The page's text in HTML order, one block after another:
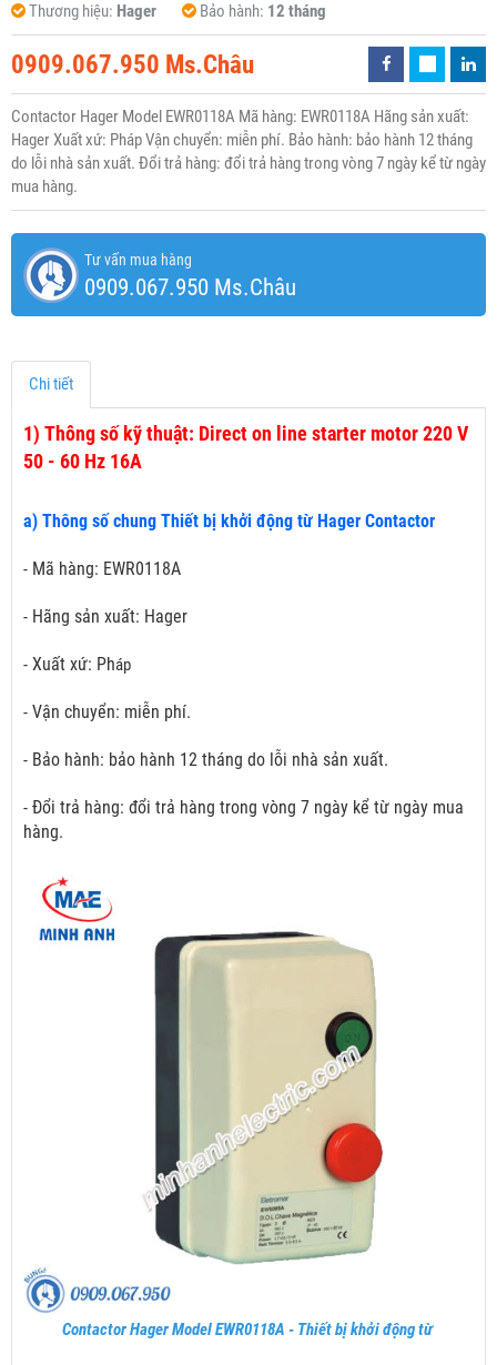
Thương hiệu: Hager Bảo hành: 12 tháng
0909.067.950 Ms.Châu
Contactor Hager Model EWR0118A Mã hàng: EWR0118A Hãng sản xuất:
Hager Xuất xứ: Pháp Vận chuyển: miễn phí. Bảo hành: bảo hành 12 tháng
do lỗi nhà sản xuất. Đổi trả hàng: đổi trả hàng trong vòng 7 ngày kể từ ngày
mua hàng.
Tư vấn mua hàng
0909.067.950 Ms.Châu
Chi tiết
1) Thông số kỹ thuật: Direct on line starter motor 220 V
50 - 60 Hz 16A
a) Thông số chung Thiết bị khởi động từ Hager Contactor
- Mã hàng: EWR0118A
- Hãng sản xuất: Hager
- Xuất xứ: Pháp
- Vận chuyển: miễn phí.
- Bảo hành: bảo hành 12 tháng do lỗi nhà sản xuất.
- Đổi trả hàng: đổi trả hàng trong vòng 7 ngày kể từ ngày mua
hàng.
Contactor Hager Model EWR0118A - Thiết bị khởi động từ